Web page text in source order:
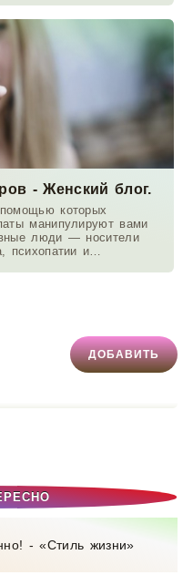
- «Стиль жизни»
- Женский блог.
которых
манипулируют вами
люди — носители
психопатии и
ДОБАВИТЬ